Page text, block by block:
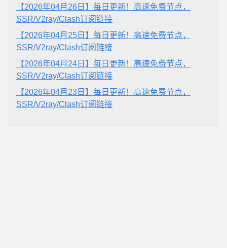
【2026年04月26日】每日更新！高速免费节点，
SSR/V2ray/Clash订阅链接
【2026年04月25日】每日更新！高速免费节点，
SSR/V2ray/Clash订阅链接
【2026年04月24日】每日更新！高速免费节点，
SSR/V2ray/Clash订阅链接
【2026年04月23日】每日更新！高速免费节点，
SSR/V2ray/Clash订阅链接